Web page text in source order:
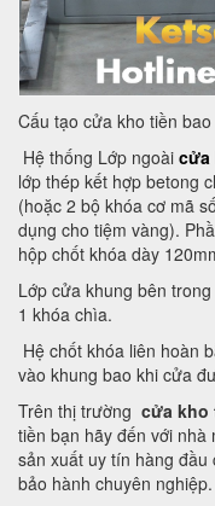
Cấu tạo cửa kho tiền
Hệ thống Lớp ngoài cửa
lớp thép kết hợp betong
(hoặc 2 bộ khóa cơ mã
dụng cho tiệm vàng).
hộp chốt khóa dày
Lớp cửa khung bên
1 khóa chìa.
Hệ chốt khóa liên hoàn
vào khung bao khi cửa
Trên thị trường cửa kho
tiền bạn hãy đến với
sản xuất uy tín hàng đầu
bảo hành chuyên nghiệp.